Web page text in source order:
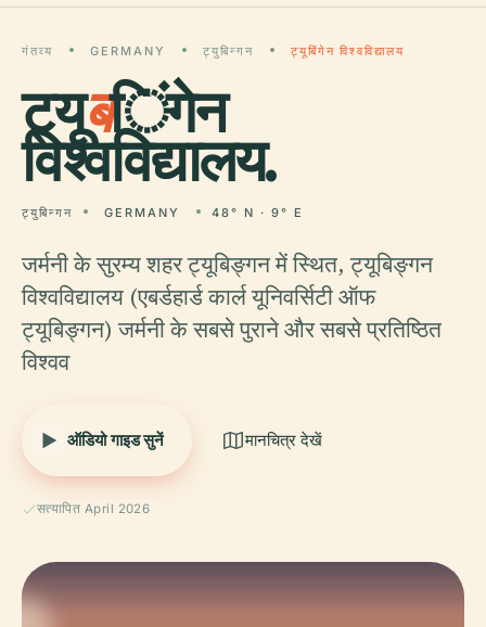
गंतव्य GERMANY ट्युबिन्गन ट्यूबिंगेन विश्वविद्यालय
ट्यूबिंगेन
विश्वविद्यालय.
ट्युबिन्गन GERMANY 48° N · 9° E
जर्मनी के सुरम्य शहर ट्यूबिङ्गन में स्थित, ट्यूबिङ्गन
विश्वविद्यालय (एबर्डहार्ड कार्ल यूनिवर्सिटी ऑफ
ट्यूबिङ्गन) जर्मनी के सबसे पुराने और सबसे प्रतिष्ठित
विश्वव
ऑडियो गाइड सुनें मानचित्र देखें
सत्यापित April 2026